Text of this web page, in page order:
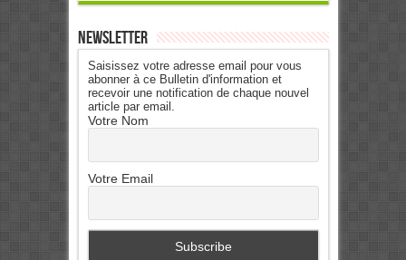
Newsletter
Saisissez votre adresse email pour vous
abonner à ce Bulletin d'information et
recevoir une notification de chaque nouvel
article par email.
Votre Nom
Votre Email